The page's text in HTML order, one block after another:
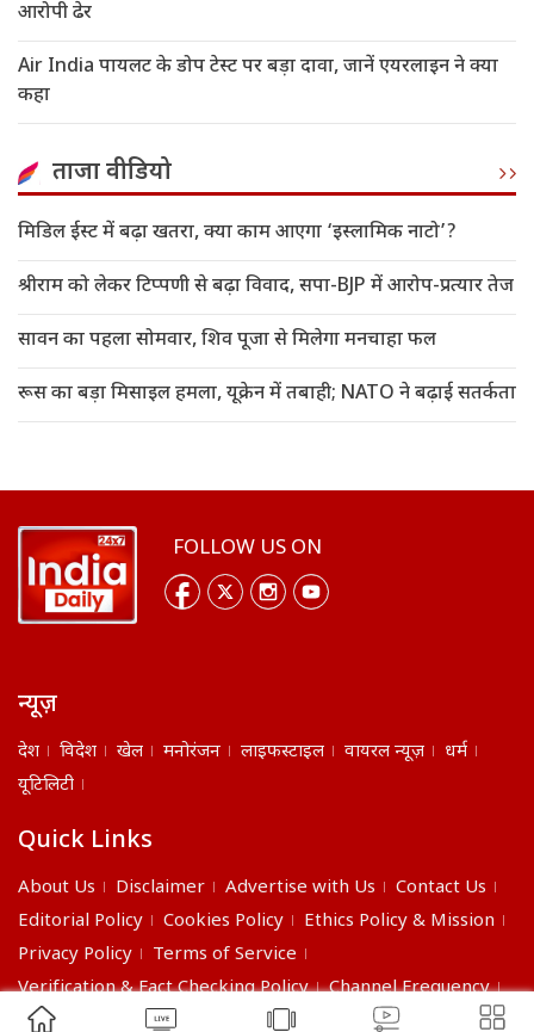
आरोपी ढेर
Air India पायलट के डोप टेस्ट पर बड़ा दावा, जानें एयरलाइन ने क्या
कहा
ताजा वीडियो
मिडिल ईस्ट में बढ़ा खतरा, क्या काम आएगा ‘इस्लामिक नाटो’?
श्रीराम को लेकर टिप्पणी से बढ़ा विवाद, सपा-BJP में आरोप-प्रत्यार तेज
सावन का पहला सोमवार, शिव पूजा से मिलेगा मनचाहा फल
रूस का बड़ा मिसाइल हमला, यूक्रेन में तबाही; NATO ने बढ़ाई सतर्कता
FOLLOW US ON
न्यूज़
देश विदेश खेल मनोरंजन लाइफस्टाइल वायरल न्यूज़
धर्म
यूटिलिटी
Quick Links
About Us Disclaimer Advertise with Us
Contact Us
Editorial Policy
Cookies Policy
Ethics Policy & Mission
Privacy Policy
Terms of Service
Verification & Fact Checking Policy
Channel Frequency